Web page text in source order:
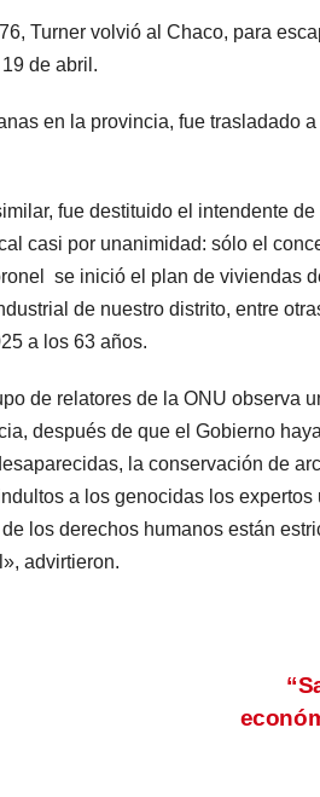
Turner volvió al Chaco, para
de abril.
en la provincia, fue trasladado
fue destituido el intendente
casi por unanimidad: sólo el
se inició el plan de viviendas
de nuestro distrito, entre
a los 63 años.
de relatores de la ONU observa
después de que el Gobierno
la conservación de
a los genocidas los
los derechos humanos están
advirtieron.